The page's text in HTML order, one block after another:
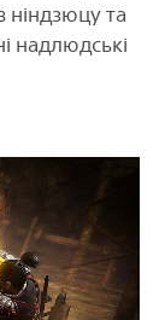
ніндзюцу та
надлюдські